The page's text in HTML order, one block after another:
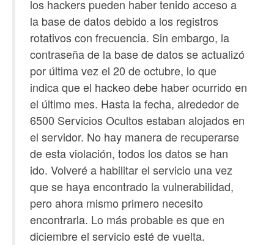
los hackers pueden haber tenido acceso a
la base de datos debido a los registros
rotativos con frecuencia. Sin embargo, la
contraseña de la base de datos se actualizó
por última vez el 20 de octubre, lo que
indica que el hackeo debe haber ocurrido en
el último mes. Hasta la fecha, alrededor de
6500 Servicios Ocultos estaban alojados en
el servidor. No hay manera de recuperarse
de esta violación, todos los datos se han
ido. Volveré a habilitar el servicio una vez
que se haya encontrado la vulnerabilidad,
pero ahora mismo primero necesito
encontrarla. Lo más probable es que en
diciembre el servicio esté de vuelta.